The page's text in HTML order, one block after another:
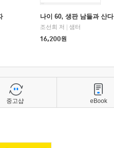
나이 60, 생판 남들과 산다
조선희 저
샘터
16,200원
중고샵 eBook